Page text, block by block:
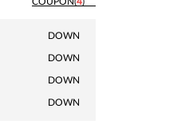
DOWN
DOWN
DOWN
DOWN